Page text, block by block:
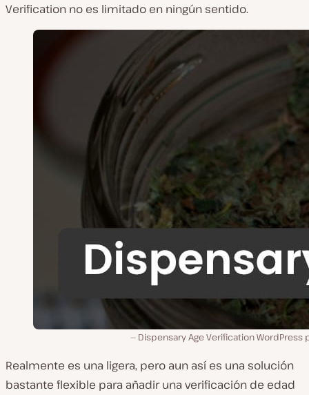
Verification no es limitado en ningún sentido.
Dispensary Age Verification WordPress
Realmente es una ligera, pero aun así es una solución
bastante flexible para añadir una verificación de edad